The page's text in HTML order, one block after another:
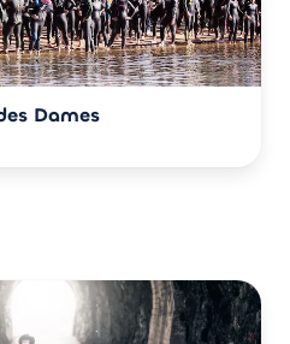
Dames